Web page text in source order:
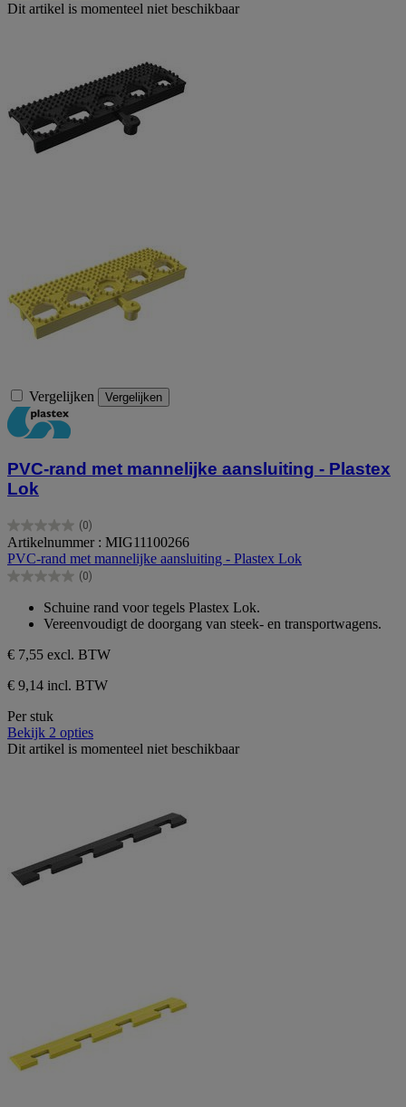
Dit artikel is momenteel niet beschikbaar
Vergelijken Vergelijken
PVC-rand met mannelijke aansluiting - Plastex
Lok
(0)
0.0
van
de
5
Artikelnummer : MIG11100266
PVC-rand met mannelijke aansluiting - Plastex Lok
(0)
0.0
sterren.
Schuine rand voor tegels Plastex Lok.
Vereenvoudigt de doorgang van steek- en transportwagens.
€ 7,55 excl. BTW
€ 9,14 incl. BTW
Per stuk
Bekijk 2 opties
Dit artikel is momenteel niet beschikbaar